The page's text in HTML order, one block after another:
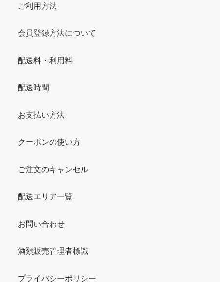
ご利用方法
会員登録方法について
配送料・利用料
配送時間
お支払い方法
クーポンの使い方
ご注文のキャンセル
配送エリア一覧
お問い合わせ
酒類販売管理者標識
プライバシーポリシー